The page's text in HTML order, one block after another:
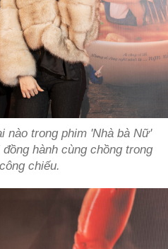
nào trong phim 'Nhà bà Nữ'
hành cùng chồng trong
chiếu.